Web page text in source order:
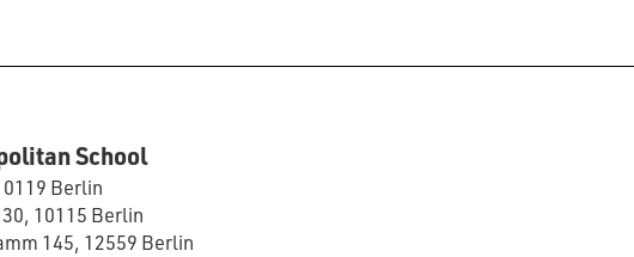
School
Berlin
10115 Berlin
145, 12559 Berlin